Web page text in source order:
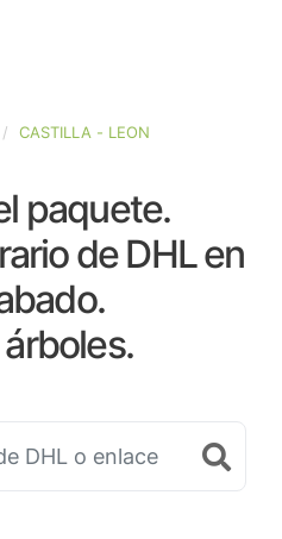
CASTILLA - LEON
paquete.
de DHL en